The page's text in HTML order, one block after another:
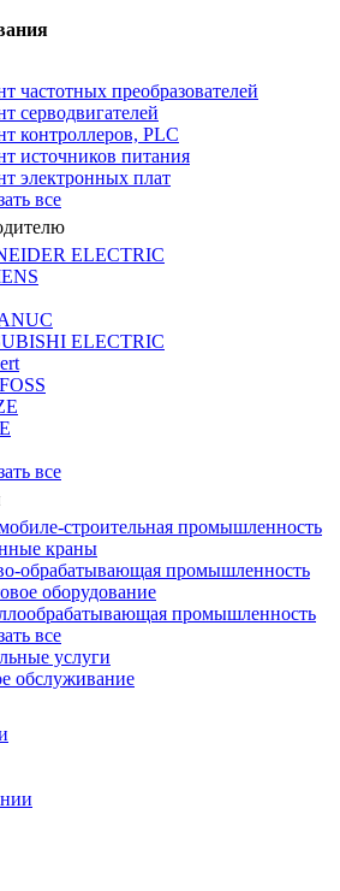
частотных преобразователей
серводвигателей
контроллеров, PLC
источников питания
электронных плат
все
ELECTRIC
ELECTRIC
все
строительная промышленность
краны
обрабатывающая промышленность
оборудование
промышленность
все
услуги
обслуживание